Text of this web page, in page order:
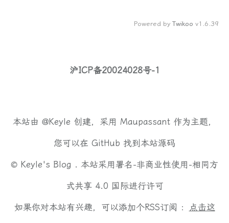
Powered by Twikoo v1.6.39
沪ICP备20024028号-1
本站由 @Keyle 创建，采用 Maupassant作为主题，
您可以在 GitHub 找到本站源码
© Keyle's Blog . 本站采用署名-非商业性使用-相同方
式共享 4.0 国际进行许可
如果你对本站有兴趣，可以添加个RSS订阅 ： 点击这